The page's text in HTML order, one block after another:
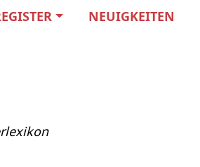
NEUIGKEITEN